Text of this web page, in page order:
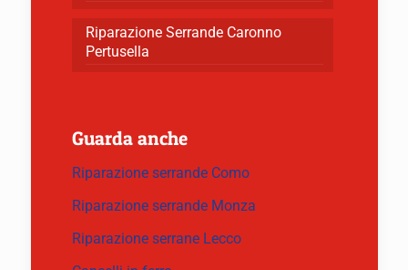
Riparazione Serrande Caronno
Pertusella
Guarda anche
Riparazione serrande Como
Riparazione serrande Monza
Riparazione serrane Lecco